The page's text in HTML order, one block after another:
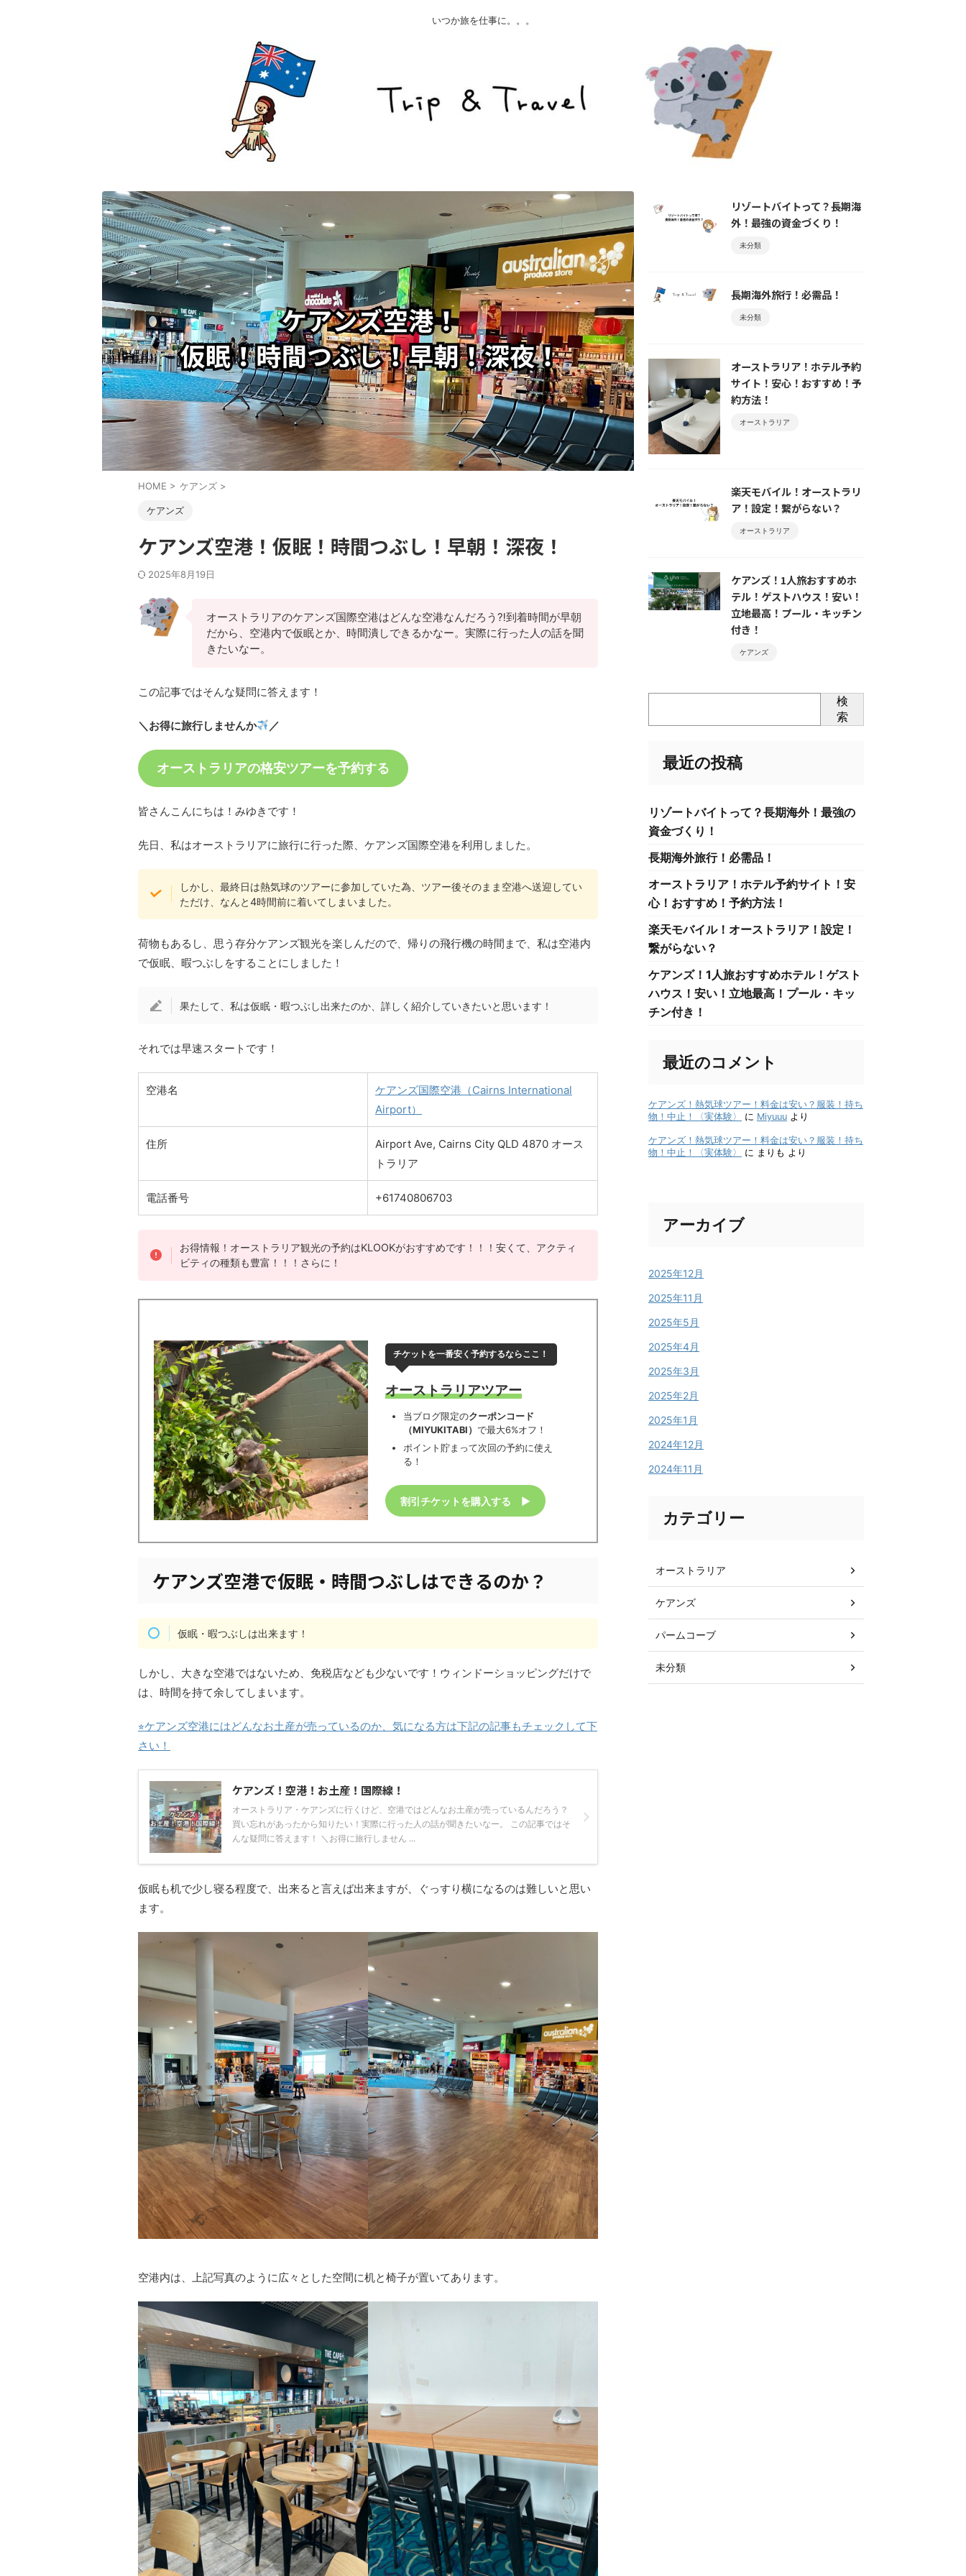
いつか旅を仕事に。。。
HOME > ケアンズ >
ケアンズ
ケアンズ空港！仮眠！時間つぶし！早朝！深夜！
2025年8月19日
オーストラリアのケアンズ国際空港はどんな空港なんだろう⁈到着時間が早朝
だから、空港内で仮眠とか、時間潰しできるかなー。実際に行った人の話を聞
きたいなー。
この記事ではそんな疑問に答えます！
＼お得に旅行しませんか ／
オーストラリアの格安ツアーを予約する
皆さんこんにちは！みゆきです！
先日、私はオーストラリアに旅行に行った際、ケアンズ国際空港を利用しました。
しかし、最終日は熱気球のツアーに参加していた為、ツアー後そのまま空港へ送迎してい
ただけ、なんと4時間前に着いてしまいました。
荷物もあるし、思う存分ケアンズ観光を楽しんだので、帰りの飛行機の時間まで、私は空港内
で仮眠、暇つぶしをすることにしました！
果たして、私は仮眠・暇つぶし出来たのか、詳しく紹介していきたいと思います！
それでは早速スタートです！
空港名
ケアンズ国際空港（Cairns International
Airport）
住所
Airport Ave, Cairns City QLD 4870 オース
トラリア
電話番号 +61740806703
お得情報！オーストラリア観光の予約はKLOOKがおすすめです！！！安くて、アクティ
ビティの種類も豊富！！！さらに！
チケットを一番安く予約するならここ！
オーストラリアツアー
当ブログ限定のクーポンコード
（MIYUKITABI）で最大6%オフ！
ポイント貯まって次回の予約に使え
る！
割引チケットを購入する ▶︎
ケアンズ空港で仮眠・時間つぶしはできるのか？
仮眠・暇つぶしは出来ます！
しかし、大きな空港ではないため、免税店なども少ないです！ウィンドーショッピングだけで
は、時間を持て余してしまいます。
⭐︎ケアンズ空港にはどんなお土産が売っているのか、気になる方は下記の記事もチェックして下
さい！
ケアンズ！空港！お土産！国際線！
オーストラリア・ケアンズに行くけど、空港ではどんなお土産が売っているんだろう？
買い忘れがあったから知りたい！実際に行った人の話が聞きたいなー。 この記事ではそ
んな疑問に答えます！ ＼お得に旅行しません ...
仮眠も机で少し寝る程度で、出来ると言えば出来ますが、ぐっすり横になるのは難しいと思い
ます。
空港内は、上記写真のように広々とした空間に机と椅子が置いてあります。
リゾートバイトって？長期海
外！最強の資金づくり！
未分類
長期海外旅行！必需品！
未分類
オーストラリア！ホテル予約
サイト！安心！おすすめ！予
約方法！
オーストラリア
楽天モバイル！オーストラリ
ア！設定！繋がらない？
オーストラリア
ケアンズ！1人旅おすすめホ
テル！ゲストハウス！安い！
立地最高！プール・キッチン
付き！
ケアンズ
検
索
最近の投稿
リゾートバイトって？長期海外！最強の
資金づくり！
長期海外旅行！必需品！
オーストラリア！ホテル予約サイト！安
心！おすすめ！予約方法！
楽天モバイル！オーストラリア！設定！
繋がらない？
ケアンズ！1人旅おすすめホテル！ゲスト
ハウス！安い！立地最高！プール・キッ
チン付き！
最近のコメント
ケアンズ！熱気球ツアー！料金は安い？服装！持ち
物！中止！〈実体験〉
に Miyuuu より
ケアンズ！熱気球ツアー！料金は安い？服装！持ち
物！中止！〈実体験〉
に まりも より
アーカイブ
2025年12月
2025年11月
2025年5月
2025年4月
2025年3月
2025年2月
2025年1月
2024年12月
2024年11月
カテゴリー
オーストラリア
ケアンズ
パームコーブ
未分類